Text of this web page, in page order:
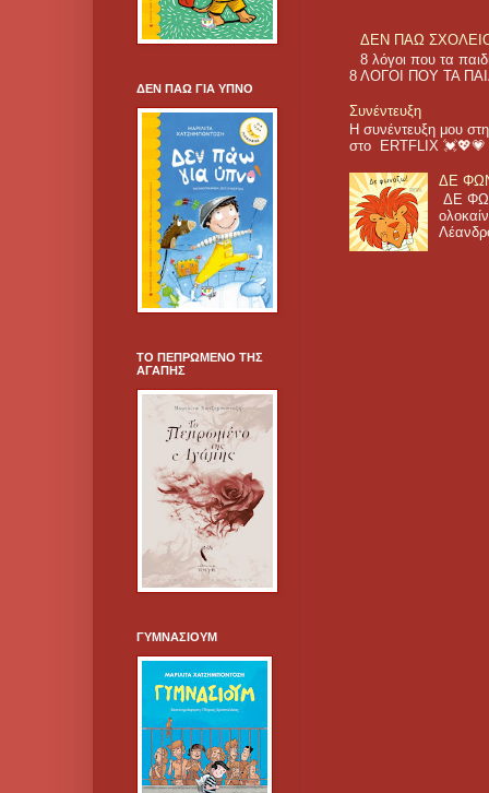
ΔΕΝ ΠΑΩ ΣΧΟΛΕΙΟ!
8 λόγοι που τα
8 ΛΟΓΟΙ ΠΟΥ ΤΑ
Συνέντευξη
Η συνέντευξη μου
στο ERTFLIX
ΔΕ
ΔΕ
ΔΕΝ ΠΑΩ ΓΙΑ ΥΠΝΟ
ΤΟ ΠΕΠΡΩΜΕΝΟ ΤΗΣ
ΑΓΑΠΗΣ
ΓΥΜΝΑΣΙΟΥΜ